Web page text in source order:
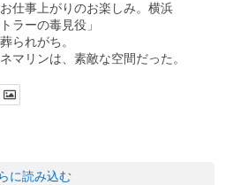
仕事上がりのお楽しみ。横浜
ラーの毒見役」
られがち。
マリンは、素敵な空間だった。
に読み込む